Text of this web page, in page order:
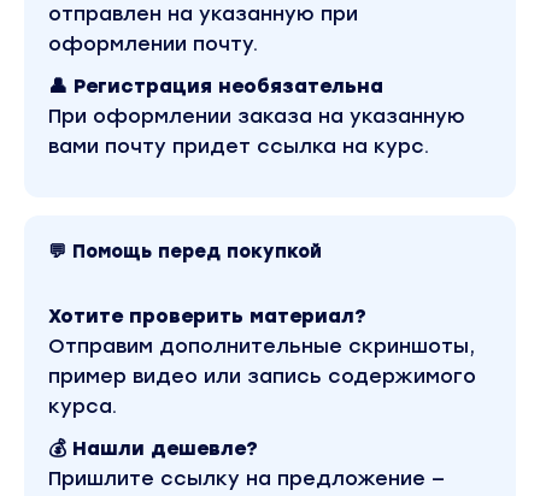
Подрядчики - кто нужен, когда нужен,
найти и сколько платить
База подрядчиков по ВК
Базовая настройка таргета
использования
Инструкции по работе с контентом в ВК
Лонгриды ВК
- в чем их преимущества перед
обычным постом
Типы контента - посты, опросы, статьи,
сториз, видео, эфиры, клипы
отправлен на указанную при
оформлении почту.
👤 Регистрация необязательна
При оформлении заказа на указанную
вами почту придет ссылка на курс.
💬 Помощь перед покупкой
Хотите проверить материал?
Отправим дополнительные скриншоты,
пример видео или запись содержимого
курса.
💰 Нашли дешевле?
Пришлите ссылку на предложение —